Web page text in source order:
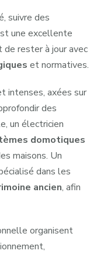
suivre des
une excellente
de rester à jour avec
et normatives.
intenses, axées sur
des
un électricien
domotiques
maisons. Un
dans les
ancien, afin
organisent